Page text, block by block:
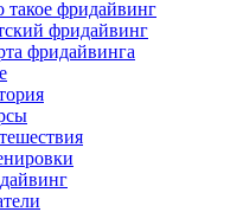
такое фридайвинг
фридайвинг
фридайвинга